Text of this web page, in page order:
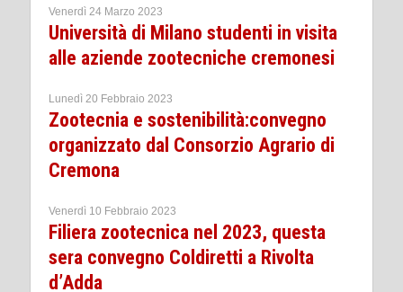
Venerdì 24 Marzo 2023
Università di Milano studenti in visita
alle aziende zootecniche cremonesi
Lunedì 20 Febbraio 2023
Zootecnia e sostenibilità:convegno
organizzato dal Consorzio Agrario di
Cremona
Venerdì 10 Febbraio 2023
Filiera zootecnica nel 2023, questa
sera convegno Coldiretti a Rivolta
d’Adda